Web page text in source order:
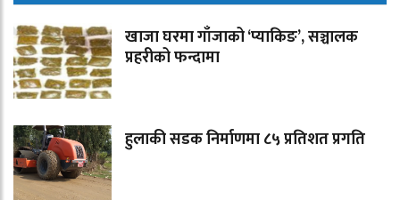
खाजा घरमा गाँजाको ‘प्याकिङ’, सञ्चालक
प्रहरीको फन्दामा
हुलाकी सडक निर्माणमा ८५ प्रतिशत प्रगति